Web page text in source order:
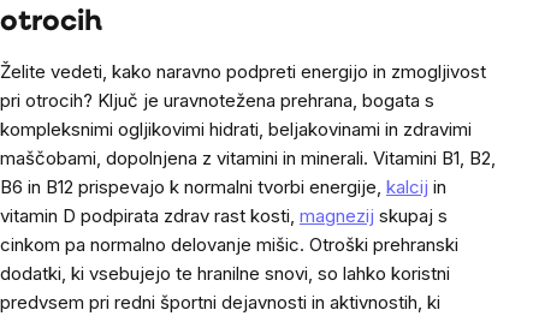
otrocih
Želite vedeti, kako naravno podpreti energijo in zmogljivost
pri otrocih? Ključ je uravnotežena prehrana, bogata s
kompleksnimi ogljikovimi hidrati, beljakovinami in zdravimi
maščobami, dopolnjena z vitamini in minerali. Vitamini B1, B2,
B6 in B12 prispevajo k normalni tvorbi energije, kalcij in
vitamin D podpirata zdrav rast kosti, magnezij skupaj s
cinkom pa normalno delovanje mišic. Otroški prehranski
dodatki, ki vsebujejo te hranilne snovi, so lahko koristni
predvsem pri redni športni dejavnosti in aktivnostih, ki